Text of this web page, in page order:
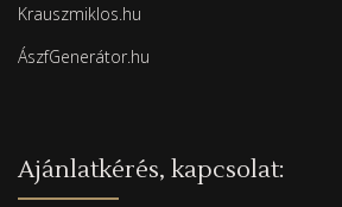
Krauszmiklos.hu
ÁszfGenerátor.hu
Ajánlatkérés, kapcsolat: